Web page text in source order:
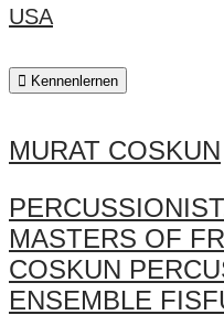
USA
Kennenlernen
MURAT COSKUN
MASTERS OF
COSKUN
ENSEMBLE